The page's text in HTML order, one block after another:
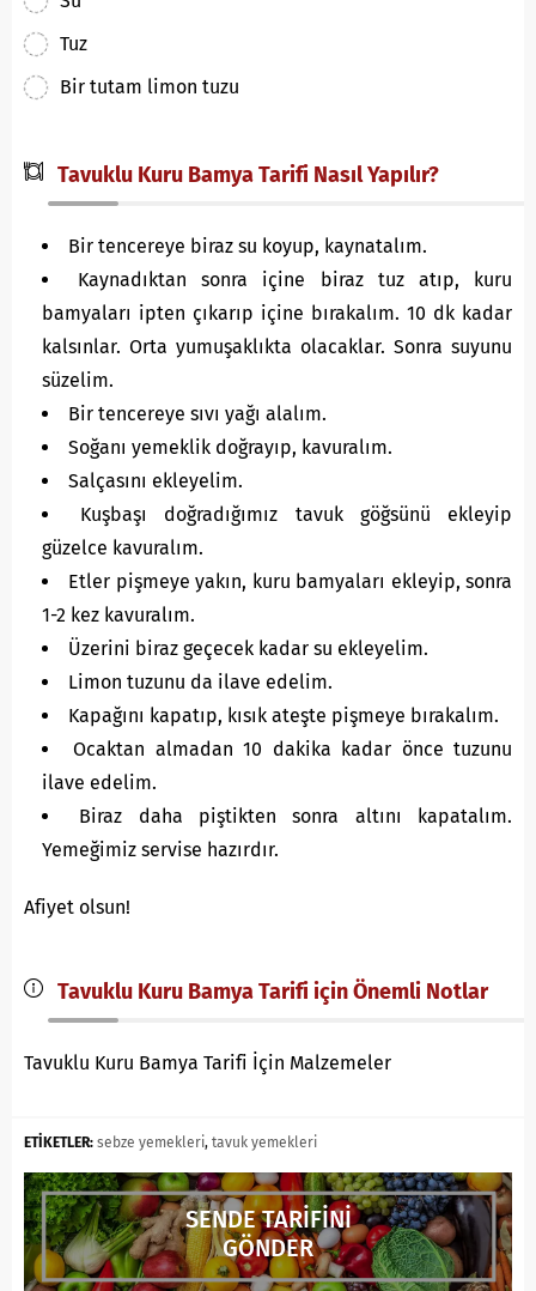
Tuz
Bir tutam limon tuzu
Tavuklu Kuru Bamya Tarifi Nasıl Yapılır?
Bir tencereye biraz su koyup, kaynatalım.
Kaynadıktan sonra içine biraz tuz atıp, kuru
bamyaları ipten çıkarıp içine bırakalım. 10 dk kadar
kalsınlar. Orta yumuşaklıkta olacaklar. Sonra suyunu
süzelim.
Bir tencereye sıvı yağı alalım.
Soğanı yemeklik doğrayıp, kavuralım.
Salçasını ekleyelim.
Kuşbaşı doğradığımız tavuk göğsünü ekleyip
güzelce kavuralım.
Etler pişmeye yakın, kuru bamyaları ekleyip, sonra
1-2 kez kavuralım.
Üzerini biraz geçecek kadar su ekleyelim.
Limon tuzunu da ilave edelim.
Kapağını kapatıp, kısık ateşte pişmeye bırakalım.
Ocaktan almadan 10 dakika kadar önce tuzunu
ilave edelim.
Biraz daha piştikten sonra altını kapatalım.
Yemeğimiz servise hazırdır.
Afiyet olsun!
Tavuklu Kuru Bamya Tarifi için Önemli Notlar
Tavuklu Kuru Bamya Tarifi İçin Malzemeler
ETİKETLER: sebze yemekleri, tavuk yemekleri
SENDE TARİFİNİ
GÖNDER